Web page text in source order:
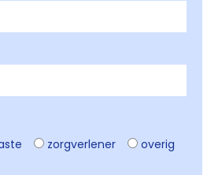
zorgverlener overig